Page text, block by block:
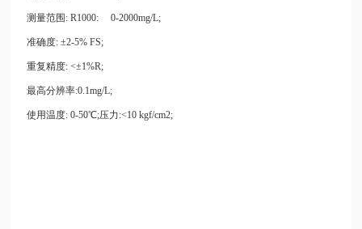
测量范围: R1000: 0-2000mg/L;
准确度: ±2-5% FS;
重复精度: <±1%R;
最高分辨率:0.1mg/L;
使用温度: 0-50℃;压力:<10 kgf/cm2;